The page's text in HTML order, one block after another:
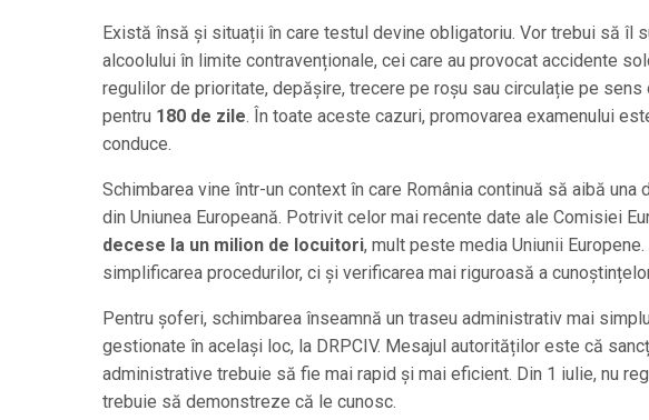
Există însă și situații în care testul devine obligatoriu. Vor trebui să îl
alcoolului în limite contravenționale, cei care au provocat accidente
regulilor de prioritate, depășire, trecere pe roșu sau circulație pe
pentru 180 de zile. În toate aceste cazuri, promovarea examenului
conduce.
Schimbarea vine într-un context în care România continuă să aibă
din Uniunea Europeană. Potrivit celor mai recente date ale Comisiei
decese la un milion de locuitori, mult peste media Uniunii
simplificarea procedurilor, ci și verificarea mai riguroasă a
Pentru șoferi, schimbarea înseamnă un traseu administrativ mai
gestionate în același loc, la DRPCIV. Mesajul autorităților este că
administrative trebuie să fie mai rapid și mai eficient. Din 1 iulie, nu
trebuie să demonstreze că le cunosc.